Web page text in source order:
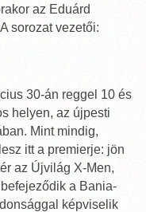
az Eduárd
sorozat vezetői:
30-án reggel 10 és
helyen, az újpesti
Mint mindig,
itt a premierje: jön
az Újvilág X-Men,
a Bania-
képviselik